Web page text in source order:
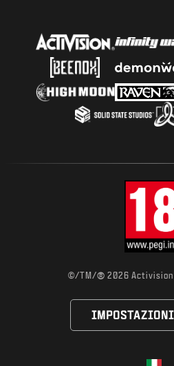
©/TM/® 2026 Activision
IMPOSTAZIONI